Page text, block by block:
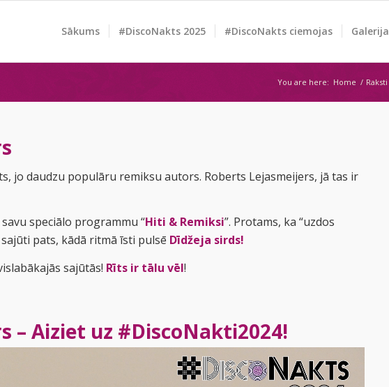
Sākums #DiscoNakts 2025 #DiscoNakts ciemojas Galerija
You are here: Home / Raksti
jo daudzu populāru remiksu autors. Roberts Lejasmeijers, jā tas ir
speciālo programmu “Hiti & Remiksi”. Protams, ka “uzdos
pats, kādā ritmā īsti pulsē Dīdžeja sirds!
sajūtās! Rīts ir tālu vēl!
– Aiziet uz #DiscoNakti2024!